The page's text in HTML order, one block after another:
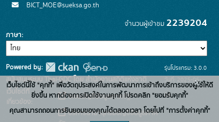
BICT_MOE@sueksa.go.th
จำนวนผู้เข้าชม 2239204
ภาษา
Powered by:
สนับสนุนระบบ Thai-GDC โดย สำนักงานสถิติแห่งชาติ
เว็บไซต์ที่
เกี่ยวข้อง:
ระบบบัญชีข้อมูลภาครัฐ
บริการนามานุกรมบัญชีข้อมูลภาค
รุ่นโปรแกรม: 3.0.0
วันที่: 2025-06-
26
เว็บไซต์นี้ใช้ "คุกกี้" เพื่อวัตถุประสงค์ในการพัฒนาการเข้าถึงบริการของผู้ใช้ให้ดี
ยิ่งขึ้น หากต้องการเปิดใช้งานคุกกี้ โปรดคลิก "ยอมรับคุกกี้"
คุณสามารถถอนการยินยอมของคุณได้ตลอดเวลา โดยไปที่ "การตั้งค่าคุกกี้"
x